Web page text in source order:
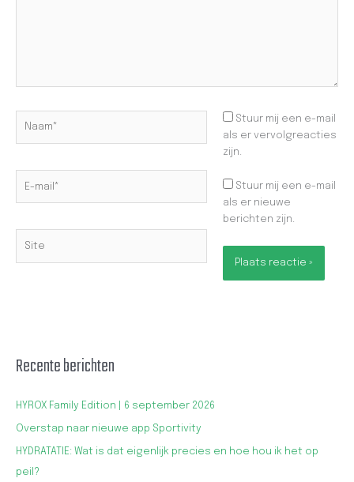
Stuur mij een e-mail
als er vervolgreacties
zijn.
Stuur mij een e-mail
als er nieuwe
berichten zijn.
Recente berichten
HYROX Family Edition | 6 september 2026
Overstap naar nieuwe app Sportivity
HYDRATATIE: Wat is dat eigenlijk precies en hoe hou ik het op
peil?